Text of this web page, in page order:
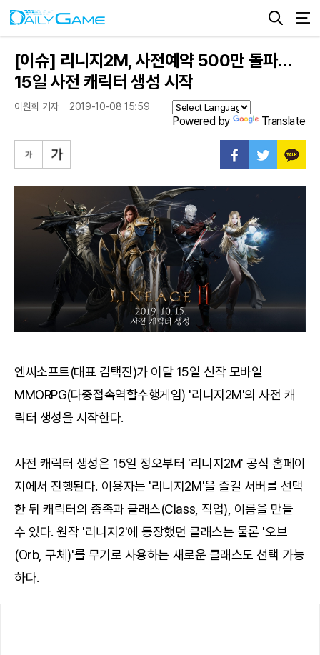
[이슈] 리니지2M, 사전예약 500만 돌파…
15일 사전 캐릭터 생성 시작
이원희 기자 2019-10-08 15:59
Powered by Translate
엔씨소프트(대표 김택진)가 이달 15일 신작 모바일
MMORPG(다중접속역할수행게임) '리니지2M'의 사전 캐
릭터 생성을 시작한다.
사전 캐릭터 생성은 15일 정오부터 '리니지2M' 공식 홈페이
지에서 진행된다. 이용자는 '리니지2M'을 즐길 서버를 선택
한 뒤 캐릭터의 종족과 클래스(Class, 직업), 이름을 만들
수 있다. 원작 '리니지2'에 등장했던 클래스는 물론 '오브
(Orb, 구체)'를 무기로 사용하는 새로운 클래스도 선택 가능
하다.